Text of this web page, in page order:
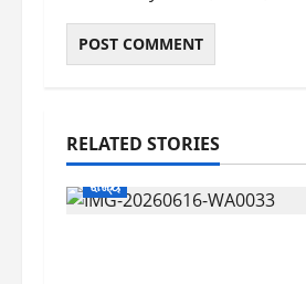
RELATED STORIES
ରାଜ୍ୟ